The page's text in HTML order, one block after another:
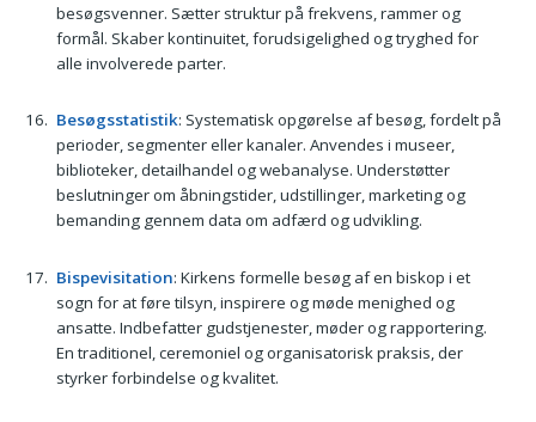
besøgsvenner. Sætter struktur på frekvens, rammer og
formål. Skaber kontinuitet, forudsigelighed og tryghed for
alle involverede parter.
Besøgsstatistik: Systematisk opgørelse af besøg, fordelt på
perioder, segmenter eller kanaler. Anvendes i museer,
biblioteker, detailhandel og webanalyse. Understøtter
beslutninger om åbningstider, udstillinger, marketing og
bemanding gennem data om adfærd og udvikling.
Bispevisitation: Kirkens formelle besøg af en biskop i et
sogn for at føre tilsyn, inspirere og møde menighed og
ansatte. Indbefatter gudstjenester, møder og rapportering.
En traditionel, ceremoniel og organisatorisk praksis, der
styrker forbindelse og kvalitet.